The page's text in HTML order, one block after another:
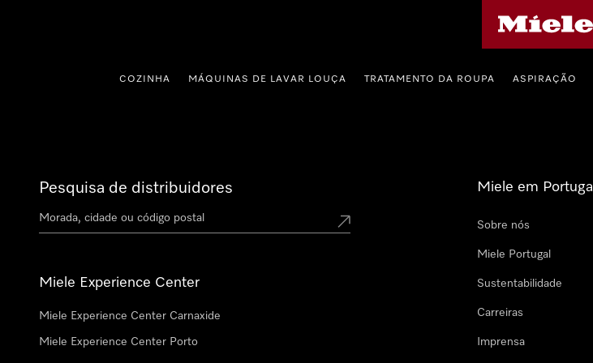
COZINHA MÁQUINAS DE LAVAR LOUÇA TRATAMENTO DA ROUPA ASPIRAÇÃO
Pesquisa de distribuidores
Miele Experience Center
Miele Experience Center Carnaxide
Miele Experience Center Porto
Miele em Portugal
Sobre nós
Miele Portugal
Sustentabilidade
Carreiras
Imprensa